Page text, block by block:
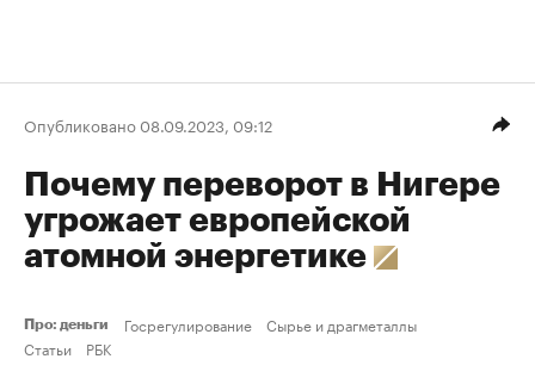
Опубликовано 08.09.2023, 09:12
Почему переворот в Нигере
угрожает европейской
атомной энергетике
Про: деньги Госрегулирование
Сырье и драгметаллы
Статьи
РБК